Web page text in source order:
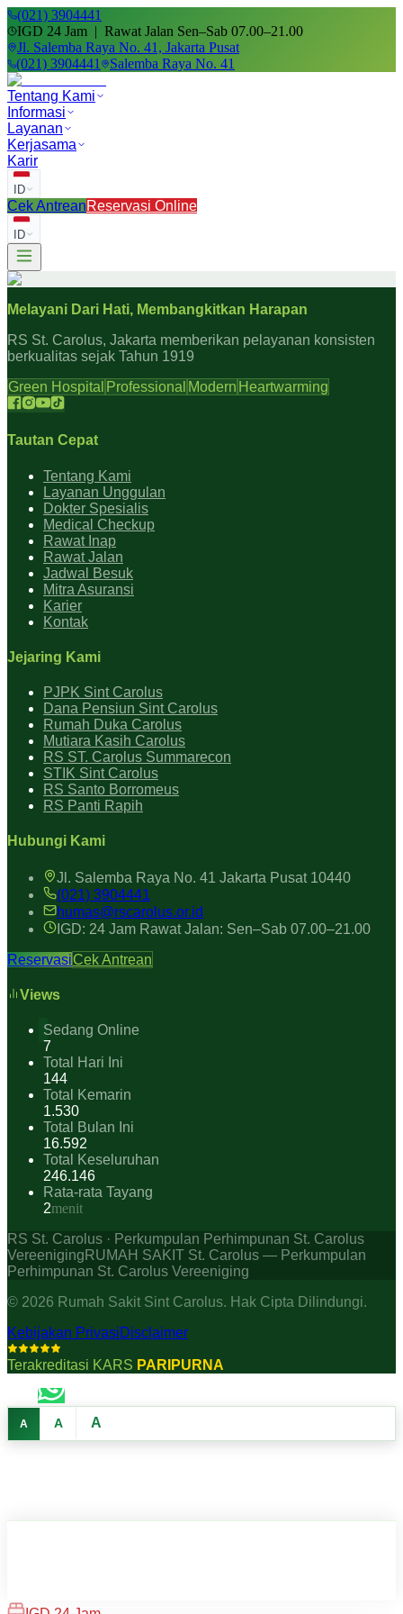
(021) 3904441
IGD 24 Jam | Rawat Jalan Sen–Sab 07.00–21.00
Jl. Salemba Raya No. 41, Jakarta Pusat
(021) 3904441
Salemba Raya No. 41
Tentang Kami
Informasi
Layanan
Kerjasama
Karir
ID
Cek AntreanReservasi Online
ID
Melayani Dari Hati, Membangkitkan Harapan
RS St. Carolus, Jakarta memberikan pelayanan konsisten
berkualitas sejak Tahun 1919
Green Hospital Professional Modern Heartwarming
Tautan Cepat
Tentang Kami
Layanan Unggulan
Dokter Spesialis
Medical Checkup
Rawat Inap
Rawat Jalan
Jadwal Besuk
Mitra Asuransi
Karier
Kontak
Jejaring Kami
PJPK Sint Carolus
Dana Pensiun Sint Carolus
Rumah Duka Carolus
Mutiara Kasih Carolus
RS ST. Carolus Summarecon
STIK Sint Carolus
RS Santo Borromeus
RS Panti Rapih
Hubungi Kami
Jl. Salemba Raya No. 41 Jakarta Pusat 10440
(021) 3904441
humas@rscarolus.or.id
IGD: 24 Jam Rawat Jalan: Sen–Sab 07.00–21.00
ReservasiCek Antrean
Views
Sedang Online
7
Total Hari Ini
144
Total Kemarin
1.530
Total Bulan Ini
16.592
Total Keseluruhan
246.146
Rata-rata Tayang
2menit
RS St. Carolus · Perkumpulan Perhimpunan St. Carolus
Vereeniging RUMAH SAKIT St. Carolus — Perkumpulan
Perhimpunan St. Carolus Vereeniging
© 2026 Rumah Sakit Sint Carolus. Hak Cipta Dilindungi.
Kebijakan PrivasiDisclaimer
Terakreditasi KARS PARIPURNA
A A A